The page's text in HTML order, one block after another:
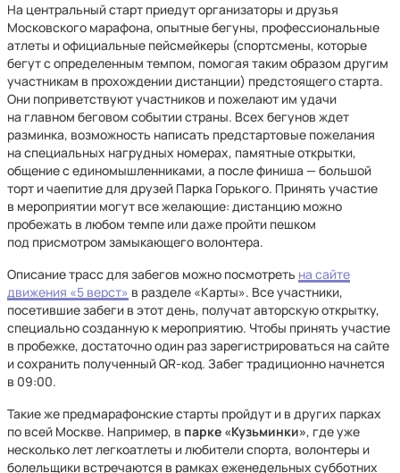
На центральный старт приедут организаторы и друзья
Московского марафона, опытные бегуны, профессиональные
атлеты и официальные пейсмейкеры (спортсмены, которые
бегут с определенным темпом, помогая таким образом другим
участникам в прохождении дистанции) предстоящего старта.
Они поприветствуют участников и пожелают им удачи
на главном беговом событии страны. Всех бегунов ждет
разминка, возможность написать предстартовые пожелания
на специальных нагрудных номерах, памятные открытки,
общение с единомышленниками, а после финиша — большой
торт и чаепитие для друзей Парка Горького. Принять участие
в мероприятии могут все желающие: дистанцию можно
пробежать в любом темпе или даже пройти пешком
под присмотром замыкающего волонтера.
Описание трасс для забегов можно посмотреть на сайте
движения «5 верст» в разделе «Карты». Все участники,
посетившие забеги в этот день, получат авторскую открытку,
специально созданную к мероприятию. Чтобы принять участие
в пробежке, достаточно один раз зарегистрироваться на сайте
и сохранить полученный QR-код. Забег традиционно начнется
в 09:00.
Такие же предмарафонские старты пройдут и в других парках
по всей Москве. Например, в парке «Кузьминки», где уже
несколько лет легкоатлеты и любители спорта, волонтеры и
болельщики встречаются в рамках еженедельных субботних